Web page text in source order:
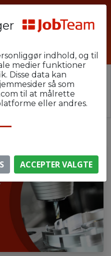
er udløbet.
aktiv, men du kan
her.
indhold, og til
medier funktioner
Disse data kan
så som
til at målrette
eller andres.
ACCEPTER VALGTE